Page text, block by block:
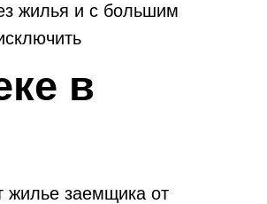
жилья и с большим
в
жилье заемщика от